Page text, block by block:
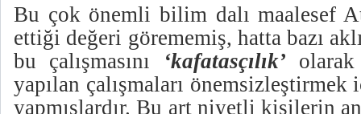
Bu çok önemli bilim dalı maalesef
ettiği değeri görememiş, hatta bazı
bu çalışmasını
‘kafatasçılık’
yapılan çalışmaları
yapmışlardır. Bu art niyetli kişilerin